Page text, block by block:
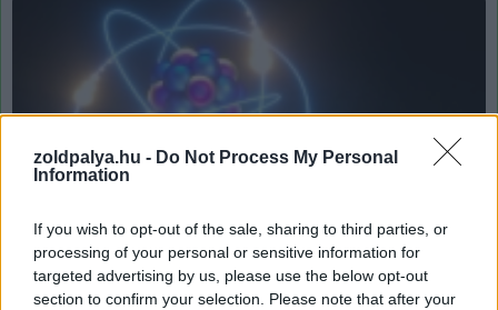
zoldpalya.hu - Do Not Process My Personal
Information
If you wish to opt-out of the sale, sharing to third parties, or
processing of your personal or sensitive information for
targeted advertising by us, please use the below opt-out
section to confirm your selection. Please note that after your
Stratégiai megállapodást kötött Kína és a
Nemzetközi Atomenergia-ügynökség